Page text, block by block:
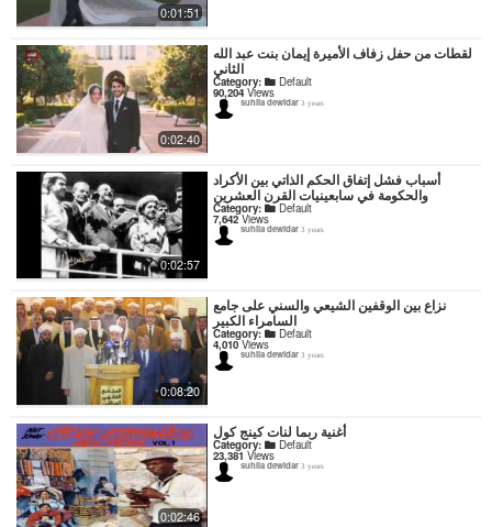
0:01:51
0:02:40
لقطات من حفل زفاف الأميرة إيمان بنت عبد الله
الثاني
Category: Default
90,204 Views
suhila dewidar 3 years
0:02:57
أسباب فشل إتفاق الحكم الذاتي بين الأكراد
والحكومة في سابعينيات القرن العشرين
Category: Default
7,642Views
suhila dewidar 3 years
0:08:20
نزاع بين الوقفين الشيعي والسني على جامع
السامراء الكبير
Category: Default
4,010Views
suhila dewidar 3 years
0:02:46
أغنية ربما لنات كينج كول
Category: Default
23,381 Views
suhila dewidar 3 years